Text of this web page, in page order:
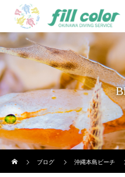
ブログ
沖縄本島ビーチ